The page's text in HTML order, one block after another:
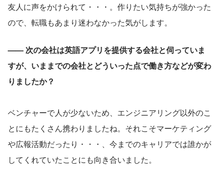
友人に声をかけられて・・・。作りたい気持ちが強かった
ので、転職もあまり迷わなかった気がします。
—— 次の会社は英語アプリを提供する会社と伺っていま
すが、いままでの会社とどういった点で働き方などが変わ
りましたか？
ベンチャーで人が少ないため、エンジニアリング以外のこ
とにもたくさん携わりましたね。それこそマーケティング
や広報活動だったり・・・、今までのキャリアでは誰かが
してくれていたことにも向き合いました。